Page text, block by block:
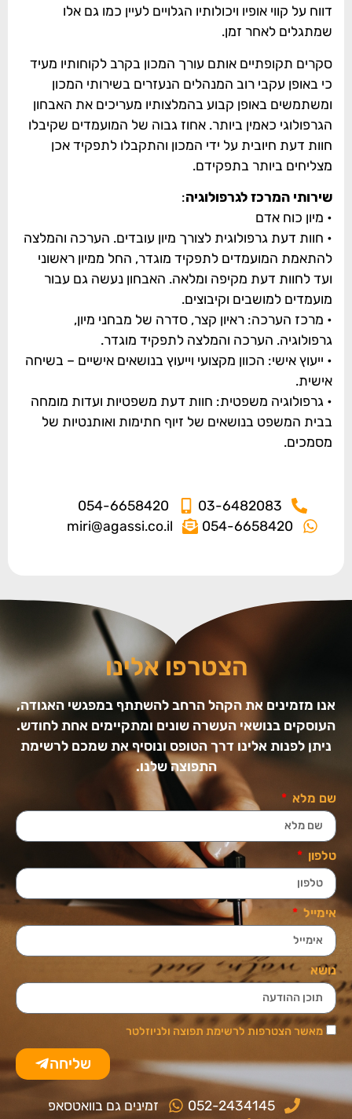
דווח על קווי אופיו ויכולותיו הגלויים לעיין כמו גם אלו
שמתגלים לאחר זמן.
סקרים תקופתיים אותם עורך המכון בקרב לקוחותיו מעיד
כי באופן עקבי רוב המנהלים הנעזרים בשירותי המכון
ומשתמשים באופן קבוע בהמלצותיו מעריכים את האבחון
הגרפולוגי כאמין ביותר. אחוז גבוה של המועמדים שקיבלו
חוות דעת חיובית על ידי המכון והתקבלו לתפקיד אכן
מצליחים ביותר בתפקידם.
שירותי המרכז לגרפולוגיה:
• מיון כוח אדם
• חוות דעת גרפולוגית לצורך מיון עובדים. הערכה והמלצה
להתאמת המועמדים לתפקיד מוגדר, החל ממיון ראשוני
ועד לחוות דעת מקיפה ומלאה. האבחון נעשה גם עבור
מועמדים למושבים וקיבוצים.
• מרכז הערכה: ראיון קצר, סדרה של מבחני מיון,
גרפולוגיה. הערכה והמלצה לתפקיד מוגדר.
• ייעוץ אישי: הכוון מקצועי וייעוץ בנושאים אישיים – בשיחה
אישית.
• גרפולוגיה משפטית: חוות דעת משפטיות ועדות מומחה
בבית המשפט בנושאים של זיוף חתימות ואותנטיות של
מסמכים.
03-6482083
054-6658420
054-6658420
miri@agassi.co.il
הצטרפו אלינו
אנו מזמינים את הקהל הרחב להשתתף במפגשי האגודה,
העוסקים בנושאי העשרה שונים ומתקיימים אחת לחודש.
ניתן לפנות אלינו דרך הטופס ונוסיף את שמכם לרשימת
התפוצה שלנו.
שם מלא
טלפון
אימייל
נושא
מאשר הצטרפות לרשימת תפוצה ולניוזלטר
שליחה
052-2434145
זמינים גם בוואטסאפ